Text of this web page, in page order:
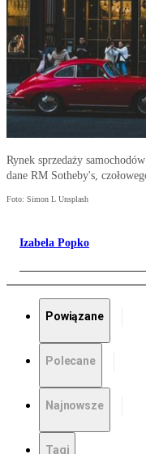
Rynek sprzedaży
dane RM Sotheby's,
Foto: Simon L Unsplash
Izabela Popko
Powiązane
Polecane
Najnowsze
Tagi